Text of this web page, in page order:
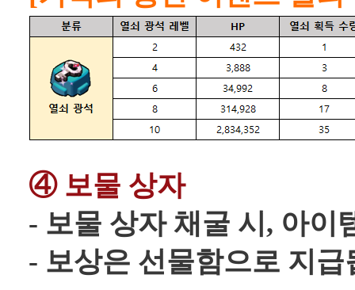
④ 보물 상자
- 보물 상자 채굴 시, 아이
- 보상은 선물함으로 지급